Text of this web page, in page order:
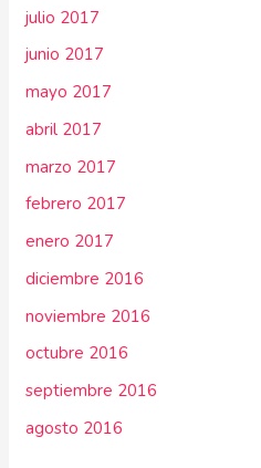
julio 2017
junio 2017
mayo 2017
abril 2017
marzo 2017
febrero 2017
enero 2017
diciembre 2016
noviembre 2016
octubre 2016
septiembre 2016
agosto 2016